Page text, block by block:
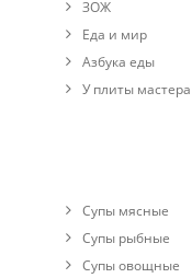
ЗОЖ
Еда и мир
Азбука еды
У плиты мастера
Супы мясные
Супы рыбные
Супы овощные